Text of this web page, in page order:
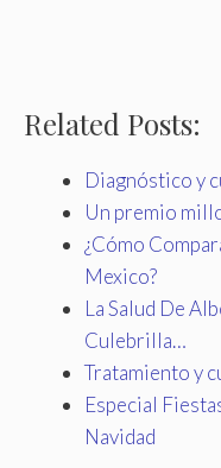
Related Posts:
Diagnóstico y
Un premio
¿Cómo
Mexico?
La Salud De
Culebrilla…
Tratamiento y
Especial
Navidad